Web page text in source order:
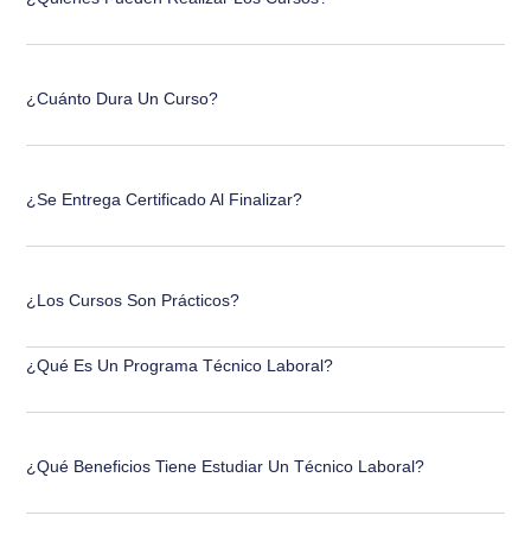
¿Cuánto Dura Un Curso?
¿Se Entrega Certificado Al Finalizar?
¿Los Cursos Son Prácticos?
¿Qué Es Un Programa Técnico Laboral?
¿Qué Beneficios Tiene Estudiar Un Técnico Laboral?